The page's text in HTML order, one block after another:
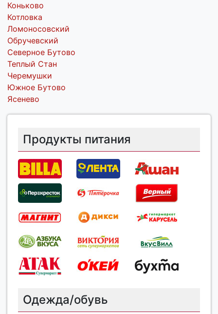
Коньково
Котловка
Ломоносовский
Обручевский
Северное Бутово
Теплый Стан
Черемушки
Южное Бутово
Ясенево
Продукты питания
Одежда/обувь